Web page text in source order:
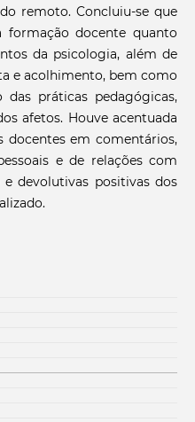
remoto. Concluiu-se que
docente quanto
da psicologia, além de
e acolhimento, bem como
práticas pedagógicas,
afetos. Houve acentuada
docentes em comentários,
e de relações com
devolutivas positivas dos